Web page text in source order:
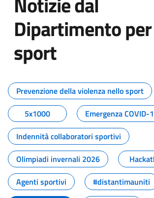
Dipartimento
sport
Tutti i contenuti della
Prevenzione della violenza nello sport
5x1000
Emergenza COVID-
Indennità collaboratori sportivi
Olimpiadi invernali 2026
Agenti sportivi
#distantimauniti